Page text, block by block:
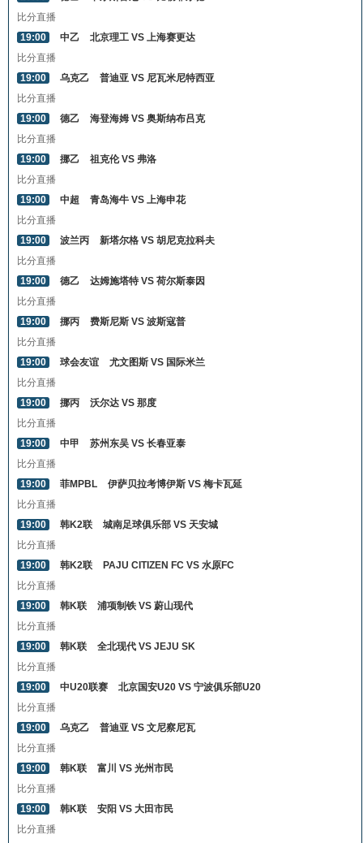
比分直播
19:00
中乙
北京理工 VS 上海赛更达
比分直播
19:00
乌克乙
普迪亚 VS 尼瓦米尼特西亚
比分直播
19:00
德乙
海登海姆 VS 奥斯纳布吕克
比分直播
19:00
挪乙
祖克伦 VS 弗洛
比分直播
19:00
中超
青岛海牛 VS 上海申花
比分直播
19:00
波兰丙
新塔尔格 VS 胡尼克拉科夫
比分直播
19:00
德乙
达姆施塔特 VS 荷尔斯泰因
比分直播
19:00
挪丙
费斯尼斯 VS 波斯寇普
比分直播
19:00
球会友谊
尤文图斯 VS 国际米兰
比分直播
19:00
挪丙
沃尔达 VS 那度
比分直播
19:00
中甲
苏州东吴 VS 长春亚泰
比分直播
19:00
菲MPBL
伊萨贝拉考博伊斯 VS 梅卡瓦延
比分直播
19:00
韩K2联
城南足球俱乐部 VS 天安城
比分直播
19:00
韩K2联
PAJU CITIZEN FC VS 水原FC
比分直播
19:00
韩K联
浦项制铁 VS 蔚山现代
比分直播
19:00
韩K联
全北现代 VS JEJU SK
比分直播
19:00
中U20联赛
北京国安U20 VS 宁波俱乐部U20
比分直播
19:00
乌克乙
普迪亚 VS 文尼察尼瓦
比分直播
19:00
韩K联
富川 VS 光州市民
比分直播
19:00
韩K联
安阳 VS 大田市民
比分直播